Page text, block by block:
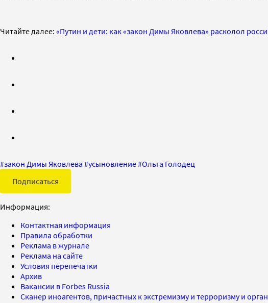
Читайте далее: «Путин и дети: как «закон Димы Яковлева» расколол
#закон Димы Яковлева #усыновление#Ольга Голодец
Подписаться
Информация:
Контактная информация
Правила обработки
Реклама в журнале
Реклама на сайте
Условия перепечатки
Архив
Вакансии в Forbes Russia
Сканер иноагентов, причастных к экстремизму и терроризму и